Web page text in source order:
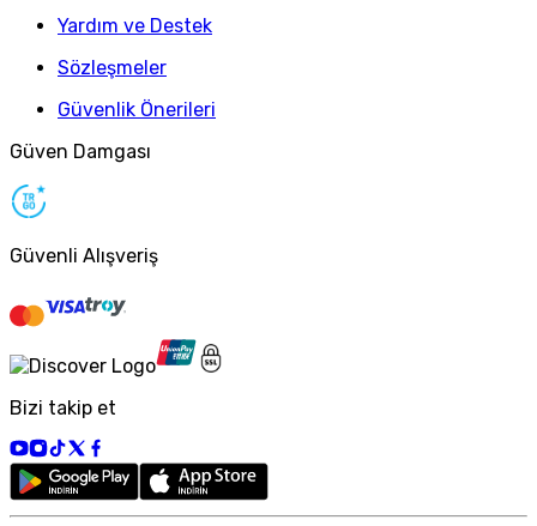
Yardım ve Destek
Sözleşmeler
Güvenlik Önerileri
Güven Damgası
Güvenli Alışveriş
Bizi takip et